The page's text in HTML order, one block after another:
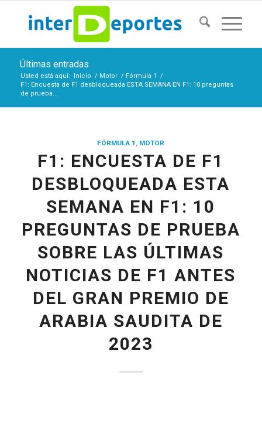
Últimas entradas
Usted está aquí: Inicio / Motor / Fórmula 1
/
F1: Encuesta de F1 desbloqueada ESTA SEMANA EN F1: 10 preguntas
de prueba...
FÓRMULA 1 , MOTOR
F1: ENCUESTA DE F1
DESBLOQUEADA ESTA
SEMANA EN F1: 10
PREGUNTAS DE PRUEBA
SOBRE LAS ÚLTIMAS
NOTICIAS DE F1 ANTES
DEL GRAN PREMIO DE
ARABIA SAUDITA DE
2023